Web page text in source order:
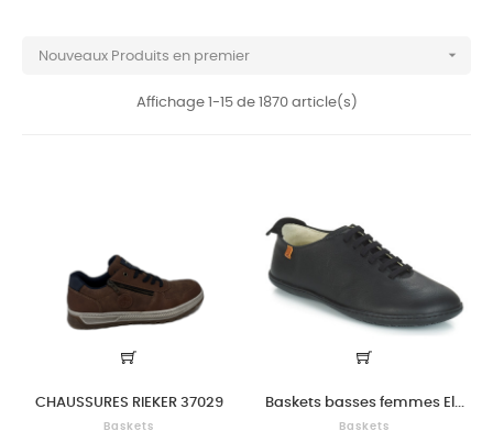
Nouveaux Produits en premier 
Affichage 1-15 de 1870 article(s)
CHAUSSURES RIEKER 37029
Baskets
Baskets basses femmes El...
Baskets